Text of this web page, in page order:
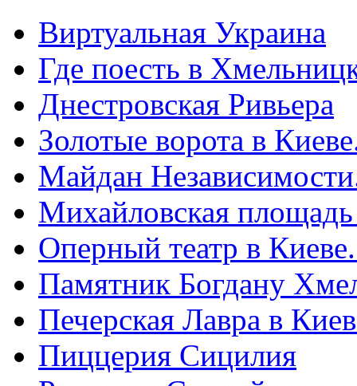
Виртуальная Украина
Где поесть в
Днестровская Ривьера
Золотые ворота в
Майдан
Михайловская
Оперный театр в
Памятник Богдану
Печерская Лавра в
Пиццерия Сицилия